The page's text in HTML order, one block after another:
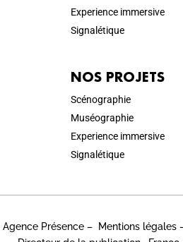
Experience immersive
Signalétique
NOS PROJETS
Scénographie
Muséographie
Experience immersive
Signalétique
Agence Présence – Mentions légales